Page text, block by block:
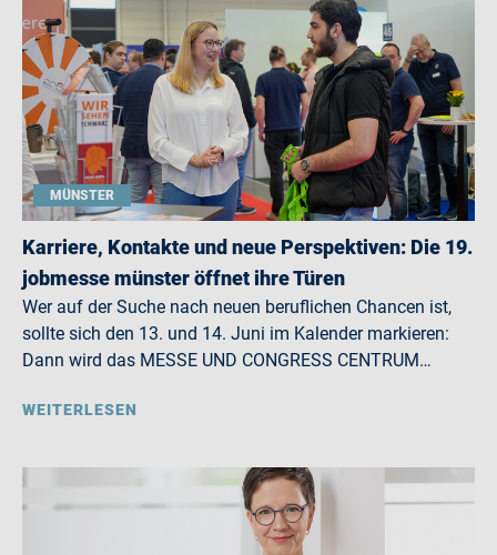
MÜNSTER
Karriere, Kontakte und neue Perspektiven: Die 19.
jobmesse münster öffnet ihre Türen
Wer auf der Suche nach neuen beruflichen Chancen ist,
sollte sich den 13. und 14. Juni im Kalender markieren:
Dann wird das MESSE UND CONGRESS CENTRUM…
WEITERLESEN